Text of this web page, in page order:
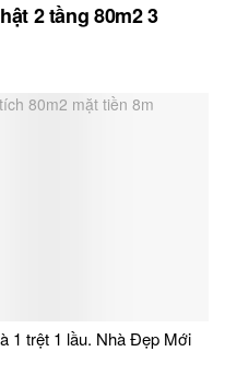
2 tầng 80m2 3
1 trệt 1 lầu. Nhà Đẹp Mới